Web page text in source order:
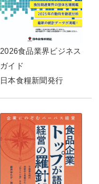
2026食品業界ビジネス
ガイド
日本食糧新聞発行